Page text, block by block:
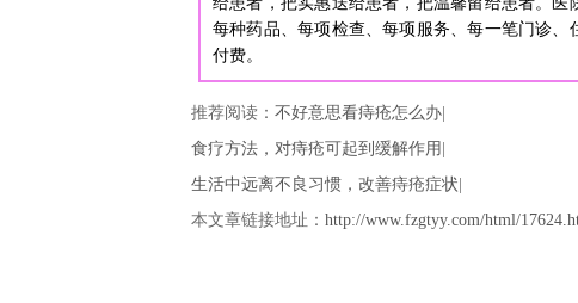
每种药品、每项检查、每项服务、每一笔门诊
付费。
推荐阅读： 不好意思看痔疮怎么办
食疗方法，对痔疮可起到缓解作用
生活中远离不良习惯，改善痔疮症状
本文章链接地址： http://www.fzgtyy.com/html/